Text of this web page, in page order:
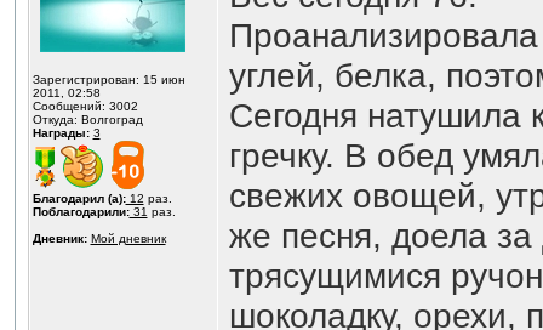
Зарегистрирован: 15 июн
2011, 02:58
Сообщений: 3002
Откуда: Волгоград
Награды: 3
Благодарил (а):12 раз.
Поблагодарили:31 раз.
Дневник: Мой дневник
углей, белка,
Сегодня натушила
гречку. В обед
свежих овощей,
же песня, доела за
трясущимися
шоколадку, орехи,